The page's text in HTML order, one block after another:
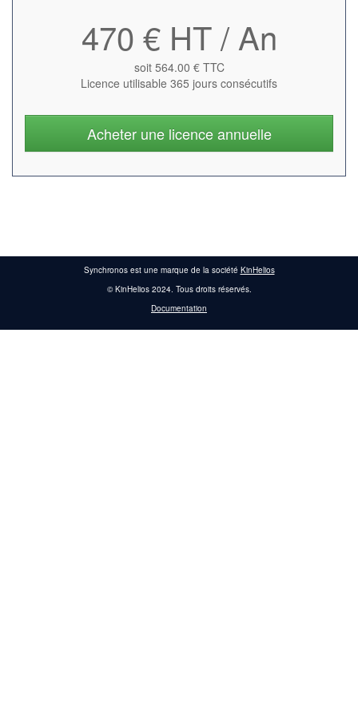
470 € HT / An
soit 564.00 € TTC
Licence utilisable 365 jours consécutifs
Acheter une licence annuelle
Synchronos est une marque de la société KinHelios
© KinHelios 2024. Tous droits réservés.
Documentation